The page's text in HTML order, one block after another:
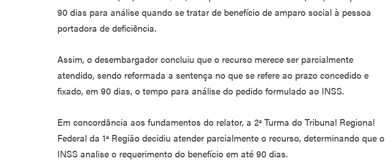
90 dias para análise quando se tratar de benefício de amparo social à pessoa
portadora de deficiência.
Assim, o desembargador concluiu que o recurso merece ser parcialmente
atendido, sendo reformada a sentença no que se refere ao prazo concedido e
fixado, em 90 dias, o tempo para análise do pedido formulado ao INSS.
Em concordância aos fundamentos do relator, a 2ª Turma do Tribunal Regional
Federal da 1ª Região decidiu atender parcialmente o recurso, determinando que o
INSS analise o requerimento do benefício em até 90 dias.